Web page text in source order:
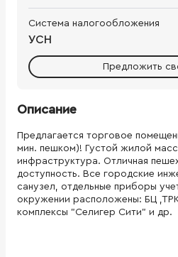
Система налогообложения
УСН
Предложить
Описание
Предлагается торговое
мин. пешком)! Густой жилой
инфраструктура. Отличная
доступность. Все городские
санузел, отдельные приборы
окружении расположены: БЦ
комплексы "Селигер Сити" и др.